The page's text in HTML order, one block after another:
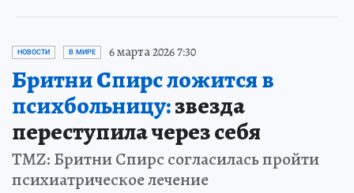
НОВОСТИ В МИРЕ 6 марта 2026 7:30
Бритни Спирс ложится в
психбольницу:звезда
переступила через себя
TMZ: Бритни Спирс согласилась пройти
психиатрическое лечение